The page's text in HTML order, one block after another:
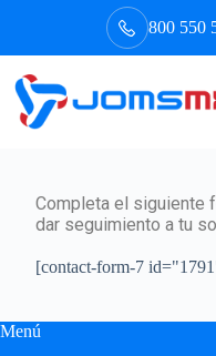
800 550
Completa el siguiente
dar seguimiento a tu
[contact-form-7
Menú